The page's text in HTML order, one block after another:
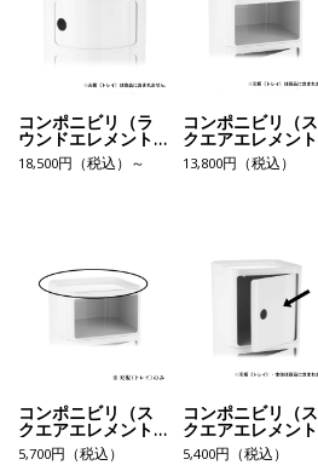
コンポニビリ（ラ
ウンドエレメント
L1）
18,500円（税込）～
コンポニビリ（ス
クエアエレメント
L）
13,800円（税込）
コンポニビリ（ス
クエアエレメント
トレイ）
5,700円（税込）
コンポニビリ（ス
クエアエレメント
ドア）
5,400円（税込）